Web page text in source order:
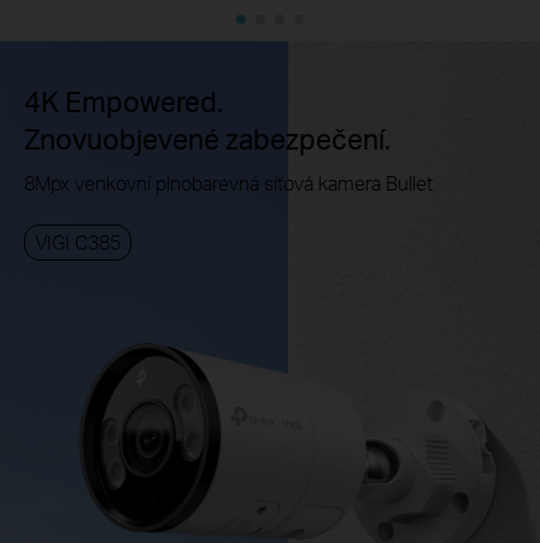
4K Empowered.
Znovuobjevené zabezpečení.
8Mpx venkovní plnobarevná síťová kamera Bullet
VIGI C385